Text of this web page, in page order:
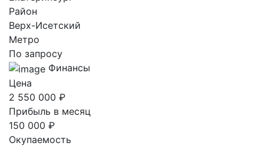
Район
Верх-Исетский
Метро
По запросу
Финансы
Цена
2 550 000 ₽
Прибыль в месяц
150 000 ₽
Окупаемость